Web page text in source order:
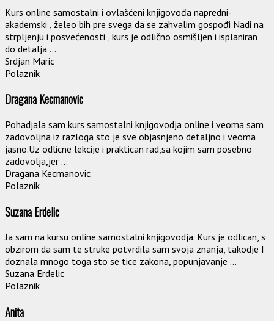
Kurs online samostalni i ovlašćeni knjigovođa napredni-
akademski , želeo bih pre svega da se zahvalim gospođi Nadi na
strpljenju i posvećenosti , kurs je odlično osmišljen i isplaniran
do detalja ...
Srdjan Maric
Polaznik
Dragana Kecmanovic
Pohadjala sam kurs samostalni knjigovodja online i veoma sam
zadovoljna iz razloga sto je sve objasnjeno detaljno i veoma
jasno.Uz odlicne lekcije i praktican rad,sa kojim sam posebno
zadovolja,jer ...
Dragana Kecmanovic
Polaznik
Suzana Erdelic
Ja sam na kursu online samostalni knjigovodja. Kurs je odlican, s
obzirom da sam te struke potvrdila sam svoja znanja, takodje I
doznala mnogo toga sto se tice zakona, popunjavanje ...
Suzana Erdelic
Polaznik
Anita